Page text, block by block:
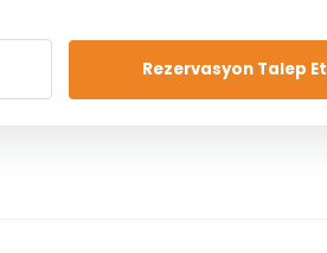
Rezervasyon Talep Et